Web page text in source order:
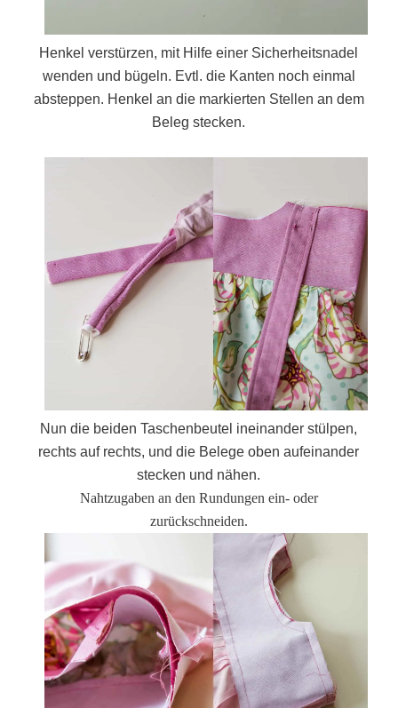
Henkel verstürzen, mit Hilfe einer Sicherheitsnadel
wenden und bügeln. Evtl. die Kanten noch einmal
absteppen. Henkel an die markierten Stellen an dem
Beleg stecken.
Nun die beiden Taschenbeutel ineinander stülpen,
rechts auf rechts, und die Belege oben aufeinander
stecken und nähen.
Nahtzugaben an den Rundungen ein- oder
zurückschneiden.